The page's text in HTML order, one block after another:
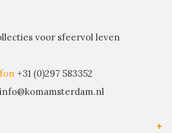
voor sfeervol leven
+31 (0)297 583352
info@komamsterdam.nl